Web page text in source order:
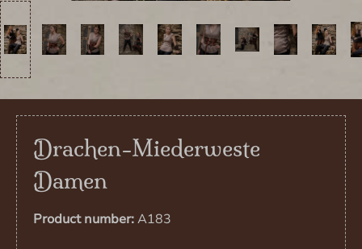
Drachen-Miederweste
Damen
Product number:A183